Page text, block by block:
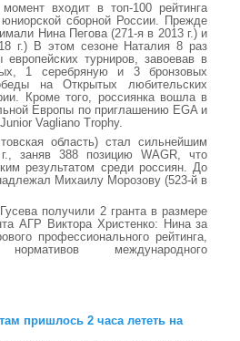
входит в топ-100 рейтинга
сборной России. Прежде
Нина Пегова (271-я в 2013 г.) и
г.) В этом сезоне Наталия 8 раз
турниров, завоевав в
1 серебряную и 3 бронзовых
на Открытых любительских
Кроме того, россиянка вошла в
Европы по приглашению EGA и
Vagliano Trophy.
область) стал сильнейшим
заняв 388 позицию WAGR, что
результатом среди россиян. До
Михаилу Морозову (523-й в
получили 2 гранта в размере
АГР Виктора Христенко: Нина за
профессионального рейтинга,
нормативов международного
пришлось 2 часа лететь на